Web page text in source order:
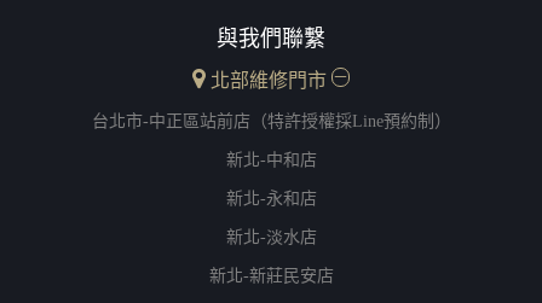
與我們聯繫
北部維修門市
台北市-中正區站前店（特許授權採Line預約制）
新北-中和店
新北-永和店
新北-淡水店
新北-新莊民安店